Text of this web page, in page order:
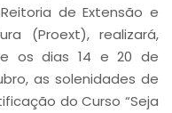
de Extensão e
(Proext), realizará,
os dias 14 e 20 de
as solenidades de
do Curso “Seja